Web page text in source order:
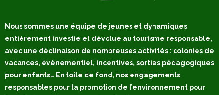
Nous sommes une équipe de jeunes et dynamiques
entièrement investie et dévolue au tourisme responsable,
avec une déclinaison de nombreuses activités : colonies de
vacances, évènementiel, incentives, sorties pédagogiques
pour enfants… En toile de fond, nos engagements
responsables pour la promotion de l’environnement pour